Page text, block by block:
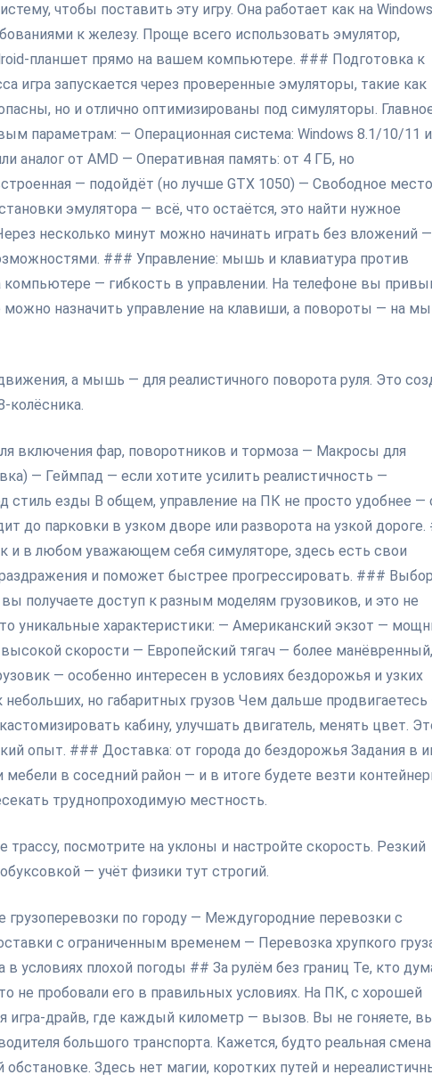
чтобы поставить эту игру. Она работает как на
к железу. Проще всего использовать эмулятор,
планшет прямо на вашем компьютере. ### Подготовка к
игра запускается через проверенные эмуляторы, такие как
но и отлично оптимизированы под симуляторы.
параметрам: — Операционная система: Windows 8.1/10/11
аналог от AMD — Оперативная память: от 4 ГБ, но
— подойдёт (но лучше GTX 1050) — Свободное
эмулятора — всё, что остаётся, это найти нужное
несколько минут можно начинать играть без вложений —
### Управление: мышь и клавиатура против
— гибкость в управлении. На телефоне вы
назначить управление на клавиши, а повороты — на
а мышь — для реалистичного поворота руля. Это
колёсника.
включения фар, поворотников и тормоза — Макросы для
— Геймпад — если хотите усилить реалистичность —
стиль езды В общем, управление на ПК не просто удобнее —
до парковки в узком дворе или разворота на узкой дороге.
и в любом уважающем себя симуляторе, здесь есть свои
и поможет быстрее прогрессировать. ### Выбор
получаете доступ к разным моделям грузовиков, и это не
уникальные характеристики: — Американский экзот —
скорости — Европейский тягач — более манёвренный,
— особенно интересен в условиях бездорожья и узких
но габаритных грузов Чем дальше продвигаетесь
кабину, улучшать двигатель, менять цвет.
опыт. ### Доставка: от города до бездорожья Задания в
в соседний район — и в итоге будете везти
труднопроходимую местность.
посмотрите на уклоны и настройте скорость. Резкий
— учёт физики тут строгий.
по городу — Междугородние перевозки с
с ограниченным временем — Перевозка хрупкого
условиях плохой погоды ## За рулём без границ Те, кто
не пробовали его в правильных условиях. На ПК, с хорошей
игра-драйв, где каждый километр — вызов. Вы не гоняете,
большого транспорта. Кажется, будто реальная
Здесь нет магии, коротких путей и